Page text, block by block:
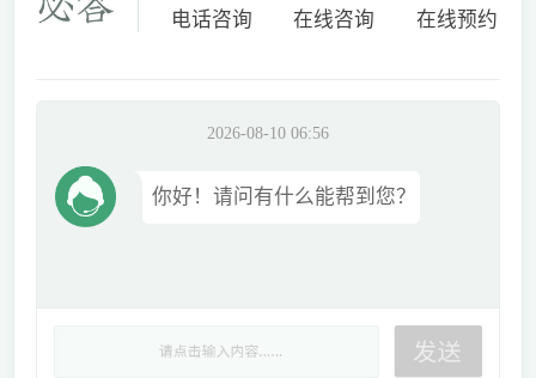
电话咨询 在线咨询 在线预约
2026-08-10 06:56
你好！请问有什么能帮到您？